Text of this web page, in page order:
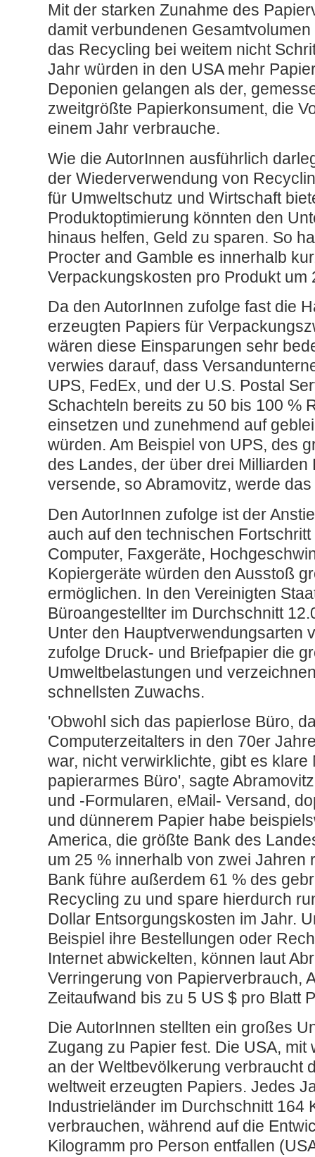
Mit der starken Zunahme des
damit verbundenen
das Recycling bei weitem nicht
Jahr würden in den USA mehr
Deponien gelangen als der,
zweitgrößte Papierkonsument, die
einem Jahr verbrauche.
Wie die AutorInnen ausführlich
der Wiederverwendung von
für Umweltschutz und Wirtschaft
Produktoptimierung könnten den
hinaus helfen, Geld zu sparen. So
Procter and Gamble es innerhalb
Verpackungskosten pro Produkt um
Da den AutorInnen zufolge fast die
erzeugten Papiers für
wären diese Einsparungen sehr
verwies darauf, dass
UPS, FedEx, und der U.S. Postal
Schachteln bereits zu 50 bis 100 %
einsetzen und zunehmend auf
würden. Am Beispiel von UPS, des
des Landes, der über drei Milliarden
versende, so Abramovitz, werde
Den AutorInnen zufolge ist der
auch auf den technischen
Computer, Faxgeräte,
Kopiergeräte würden den Ausstoß
ermöglichen. In den Vereinigten
Büroangestellter im Durchschnitt
Unter den Hauptverwendungsarten
zufolge Druck- und Briefpapier die
Umweltbelastungen und
schnellsten Zuwachs.
'Obwohl sich das papierlose Büro,
Computerzeitalters in den 70er
war, nicht verwirklichte, gibt es klare
papierarmes Büro', sagte
und -Formularen, eMail- Versand,
und dünnerem Papier habe
America, die größte Bank des
um 25 % innerhalb von zwei Jahren
Bank führe außerdem 61 % des
Recycling zu und spare hierdurch
Dollar Entsorgungskosten im Jahr.
Beispiel ihre Bestellungen oder
Internet abwickelten, können laut
Verringerung von Papierverbrauch,
Zeitaufwand bis zu 5 US $ pro Blatt
Die AutorInnen stellten ein großes
Zugang zu Papier fest. Die USA, mit
an der Weltbevölkerung verbraucht
weltweit erzeugten Papiers. Jedes
Industrieländer im Durchschnitt 164
verbrauchen, während auf die
Kilogramm pro Person entfallen